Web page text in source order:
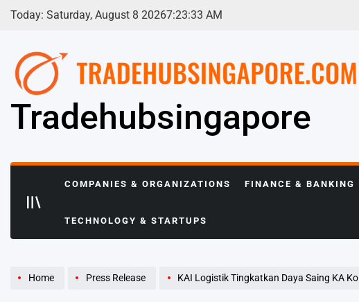
Skip
Today: Saturday, August 8 20267:23:34 AM
Tradehubsingapore
COMPANIES & ORGANIZATIONS FINANCE & BANKING
TECHNOLOGY & STARTUPS
Home Press Release KAI Logistik Tingkatkan Daya Saing KA